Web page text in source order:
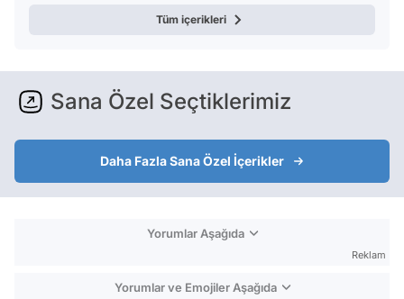
Tüm içerikleri
Sana Özel Seçtiklerimiz
Daha Fazla Sana Özel İçerikler
Yorumlar Aşağıda
Reklam
Yorumlar ve Emojiler Aşağıda